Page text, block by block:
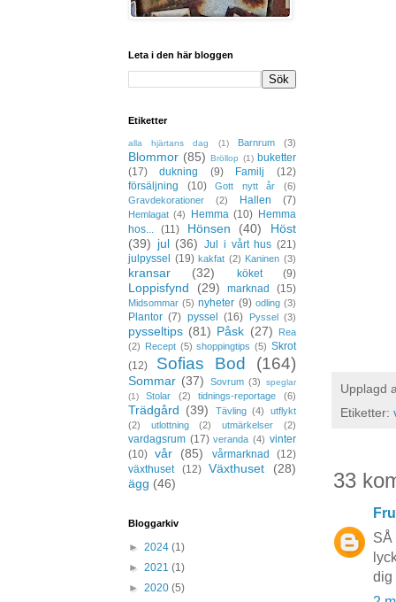
Upplagd
Etiketter:
33
SÅ
dig
Leta i den här bloggen
Etiketter
alla hjärtans dag (1) Barnrum (3)
Blommor (85) Bröllop (1) buketter
(17)
dukning (9) Familj
(12)
försäljning
(10) Gott nytt år
(6)
Gravdekorationer
(2) Hallen (7)
Hemlagat (4) Hemma (10) Hemma
hos...
(11) Hönsen (40)
Höst
(39) jul (36) Jul i vårt hus (21)
julpyssel
(19) kakfat (2) Kaninen (3)
kransar (32) köket (9)
Loppisfynd (29) marknad (15)
Midsommar (5) nyheter (9) odling (3)
Plantor (7) pyssel (16) Pyssel (3)
pysseltips (81) Påsk (27)
Rea
(2) Recept (5) shoppingtips (5) Skrot
(12)
Sofias Bod (164)
Sommar (37) Sovrum (3)
speglar
(1)
Stolar (2) tidnings-reportage (6)
Trädgård (39) Tävling (4)
utflykt
(2)
utlottning (2) utmärkelser (2)
vardagsrum (17) veranda (4) vinter
(10) vår (85) vårmarknad
(12)
växthuset
(12) Växthuset
(28)
ägg (46)
Bloggarkiv
► 2024 (1)
► 2021 (1)
► 2020 (5)